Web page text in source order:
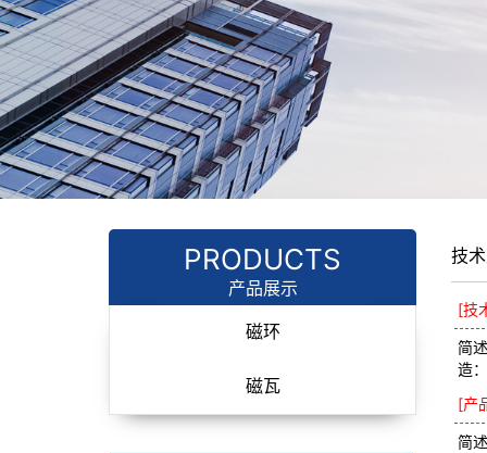
PRODUCTS
产品展示
磁环
磁瓦
技
[技
简
造
[产
简